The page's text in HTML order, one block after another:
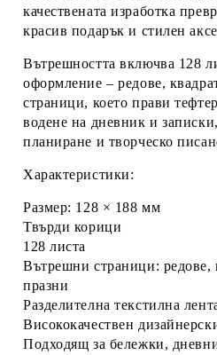
качествената изработка
красив подарък и стилен
Вътрешността включва 128
оформление – редове,
страници, което прави
водене на дневник и
планиране и творческо
Характеристики:
Размер: 128 × 188 мм
Твърди корици
128 листа
Вътрешни страници: редове,
празни
Разделителна текстилна
Висококачествен
Подходящ за бележки,